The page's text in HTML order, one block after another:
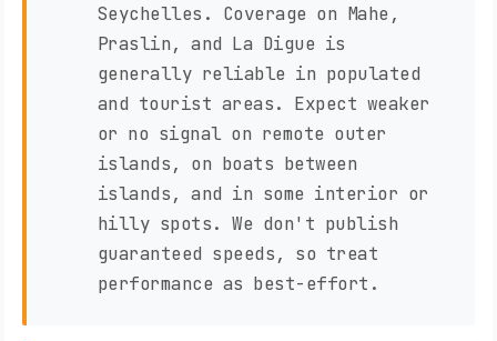
Seychelles. Coverage on Mahe,
Praslin, and La Digue is
generally reliable in populated
and tourist areas. Expect weaker
or no signal on remote outer
islands, on boats between
islands, and in some interior or
hilly spots. We don't publish
guaranteed speeds, so treat
performance as best-effort.